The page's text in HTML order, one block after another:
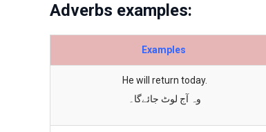
Adverbs examples:
Examples
He will return today.
وہ آج لوٹ جائےگا۔